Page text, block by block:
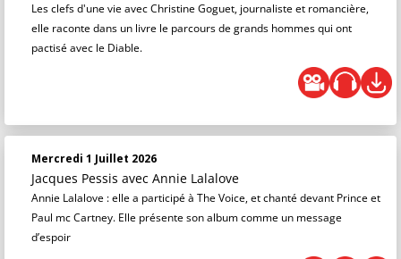
Les clefs d'une vie avec Christine Goguet, journaliste et romancière,
elle raconte dans un livre le parcours de grands hommes qui ont
pactisé avec le Diable.
Mercredi 1 Juillet 2026
Jacques Pessis avec Annie Lalalove
Annie Lalalove : elle a participé à The Voice, et chanté devant Prince et
Paul mc Cartney. Elle présente son album comme un message
d’espoir